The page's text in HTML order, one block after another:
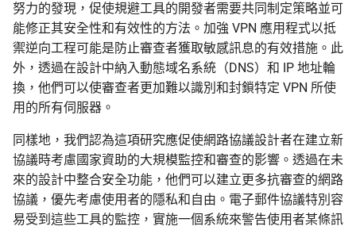
努力的發現，促使規避工具的開發者需要共同制定策略並可
能修正其安全性和有效性的方法。加強 VPN 應用程式以抵
禦逆向工程可能是防止審查者獲取敏感訊息的有效措施。此
外，透過在設計中納入動態域名系統（DNS）和 IP 地址輪
換，他們可以使審查者更加難以識別和封鎖特定 VPN 所使
用的所有伺服器。
同樣地，我們認為這項研究應促使網路協議設計者在建立新
協議時考慮國家資助的大規模監控和審查的影響。透過在未
來的設計中整合安全功能，他們可以建立更多抗審查的網路
協議，優先考慮使用者的隱私和自由。電子郵件協議特別容
易受到這些工具的監控，實施一個系統來警告使用者某條訊